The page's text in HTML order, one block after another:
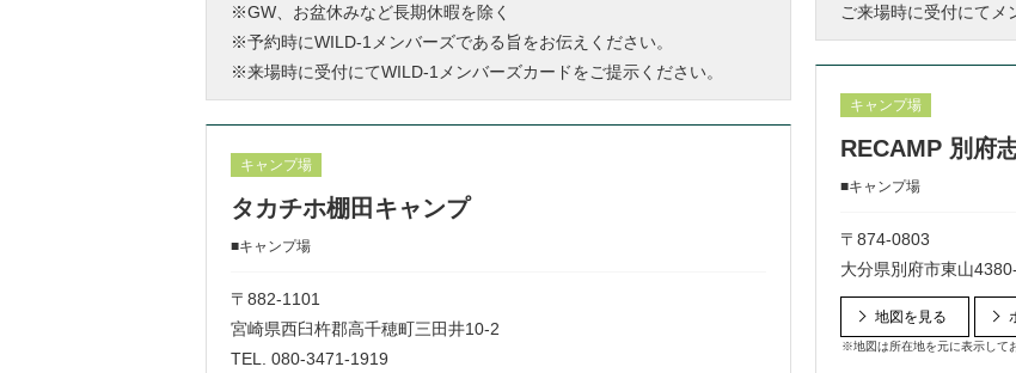
※GW、お盆休みなど長期休暇を除く
※予約時にWILD-1メンバーズである旨をお伝えください。
※来場時に受付にてWILD-1メンバーズカードをご提示ください。
ご来場時に受付にてメ
キャンプ場
RECAMP 別府
■キャンプ場
〒874-0803
大分県別府市東山
地図を見る
※地図は所在地を元に表示して
キャンプ場
タカチホ棚田キャンプ
■キャンプ場
〒882-1101
宮崎県西臼杵郡高千穂町三田井10-2
TEL. 080-3471-1919